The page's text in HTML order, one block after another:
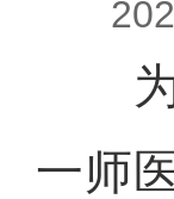
为
一师